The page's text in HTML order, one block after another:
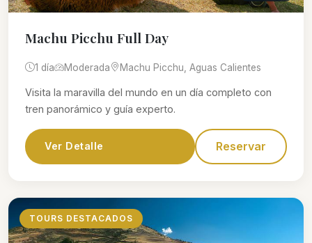
Machu Picchu Full Day
1 día Moderada Machu Picchu, Aguas Calientes
Visita la maravilla del mundo en un día completo con
tren panorámico y guía experto.
Ver Detalle Reservar
TOURS DESTACADOS